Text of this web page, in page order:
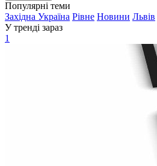
Популярні теми
Західна Україна Рівне Новини Львів
У тренді зараз
1